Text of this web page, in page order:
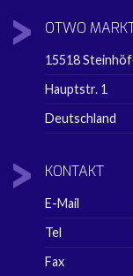
OTWO
15518
Hauptstr. 1
Deutschland
KONTAKT
E-Mail
Tel
Fax